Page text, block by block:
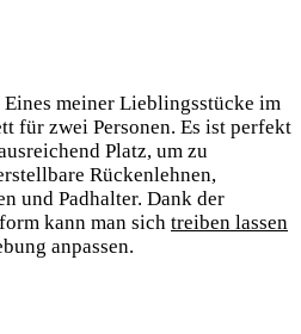
Eines meiner Lieblingsstücke im
für zwei Personen. Es ist perfekt
Platz, um zu
Rückenlehnen,
und Padhalter. Dank der
kann man sich treiben lassen
anpassen.